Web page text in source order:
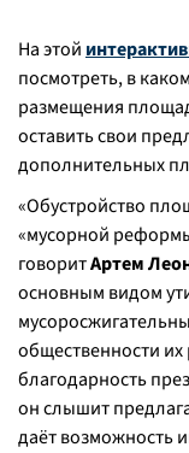
На этой
посмотреть, в
размещения
оставить свои
дополнительных
«Обустройство
«мусорной
говоритАртем
основным видом
общественности
благодарность
он слышит
даёт возможность